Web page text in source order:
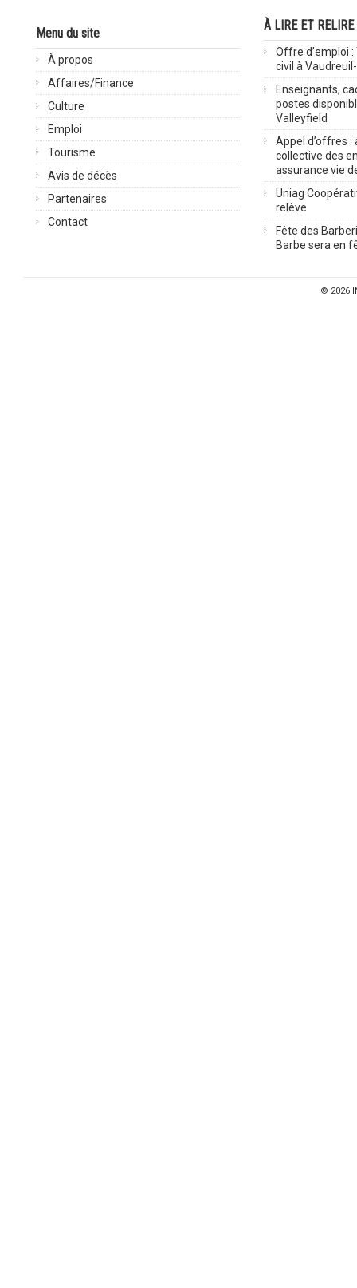
Menu du site
À propos
Affaires/Finance
Culture
Emploi
Tourisme
Avis de décès
Partenaires
Contact
À LIRE ET RELIRE
Offre d’emploi
civil à
Enseignants,
postes
Valleyfield
Appel d’offres :
collective des
assurance vie
Uniag
relève
Fête des
Barbe sera en
© 2026